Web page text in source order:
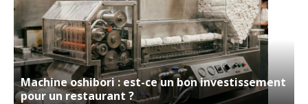
Machine oshibori : est-ce un bon investissement
pour un restaurant ?